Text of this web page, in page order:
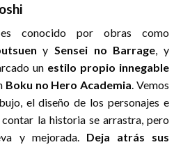
conocido por obras como
ySensei no Barrage, y
un estilo propio innegable
Boku no Hero Academia. Vemos
el diseño de los personajes e
la historia se arrastra, pero
y mejorada. Deja atrás sus